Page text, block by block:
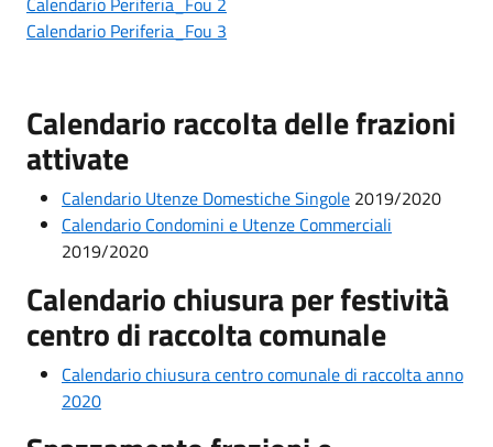
Calendario Periferia_Fou 3
Calendario raccolta delle frazioni
attivate
Calendario Utenze Domestiche Singole 2019/2020
Calendario Condomini e Utenze Commerciali
2019/2020
Calendario chiusura per festività
centro di raccolta comunale
Calendario chiusura centro comunale di raccolta anno
2020